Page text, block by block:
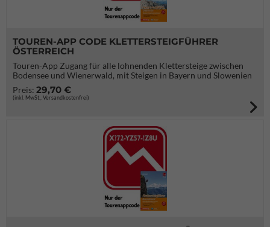
TOUREN-APP CODE KLETTERSTEIGFÜHRER
ÖSTERREICH
Touren-App Zugang für alle lohnenden Klettersteige zwischen
Bodensee und Wienerwald, mit Steigen in Bayern und Slowenien
Preis: 29,70 €
(inkl. MwSt., Versandkostenfrei)